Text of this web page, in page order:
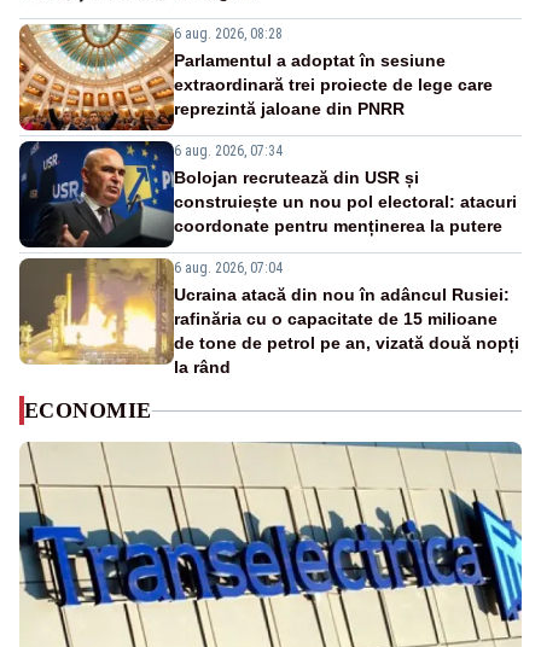
6 aug. 2026, 08:28
Parlamentul a adoptat în sesiune
extraordinară trei proiecte de lege care
reprezintă jaloane din PNRR
6 aug. 2026, 07:34
Bolojan recrutează din USR și
construiește un nou pol electoral: atacuri
coordonate pentru menținerea la putere
6 aug. 2026, 07:04
Ucraina atacă din nou în adâncul Rusiei:
rafinăria cu o capacitate de 15 milioane
de tone de petrol pe an, vizată două nopți
la rând
ECONOMIE